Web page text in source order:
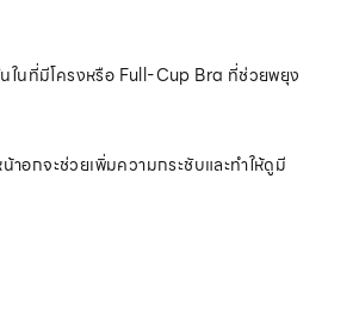
ในที่มีโครงหรือ Full-Cup Bra ที่ช่วยพยุง
อกจะช่วยเพิ่มความกระชับและทำให้ดูมี